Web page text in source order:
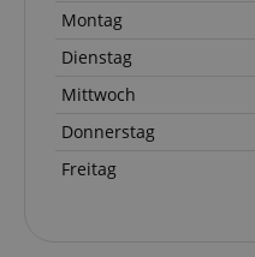
Montag
Dienstag
Mittwoch
Donnerstag
Freitag